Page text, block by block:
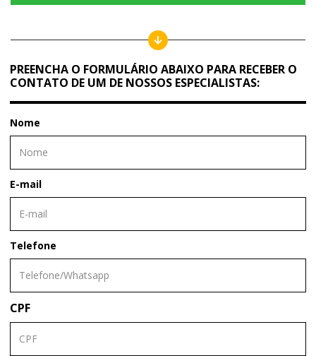
PREENCHA O FORMULÁRIO ABAIXO PARA RECEBER O
CONTATO DE UM DE NOSSOS ESPECIALISTAS:
Nome
E-mail
Telefone
CPF